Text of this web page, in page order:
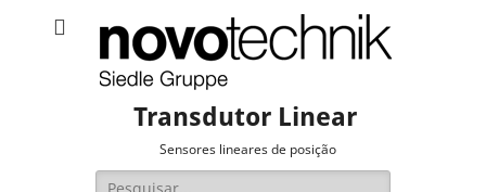
Transdutor Linear
Sensores lineares de posição
Pesquisar